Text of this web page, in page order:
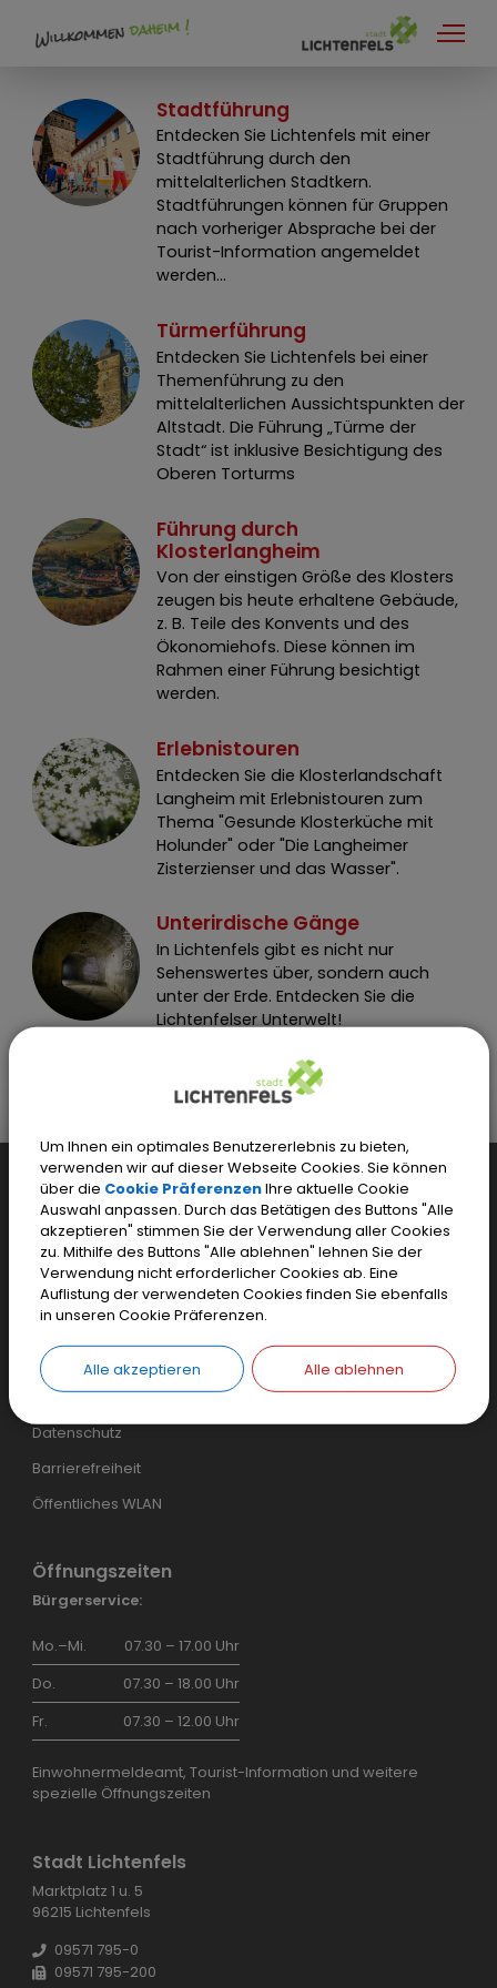
Lichtenfels entdecken
Flechtkultur
Lichtenfels Aktiv
Übernachten
Trekkingplatz Vierzehnheiligen
Veranstaltungen
Veranstaltungsorte
Gastronomie
Service & Kontakt
Kultur + Tourismus
Stadtführung
Entdecken Sie Lichtenfels mit einer
Stadtführung durch den
mittelalterlichen Stadtkern.
Stadtführungen können für Gruppen
nach vorheriger Absprache bei der
Tourist-Information angemeldet
werden...
S
t
a
d
t
L
i
c
h
t
e
n
f
e
l
s
Türmerführung
Entdecken Sie Lichtenfels bei einer
Themenführung zu den
mittelalterlichen Aussichtspunkten der
Altstadt. Die Führung „Türme der
Stadt“ ist inklusive Besichtigung des
Oberen Torturms
M
o
r
h
a
r
d
A
r
c
h
i
t
e
k
t
u
r
b
ü
r
o
L
i
c
h
t
e
n
f
e
l
s
Führung durch
Klosterlangheim
Von der einstigen Größe des Klosters
zeugen bis heute erhaltene Gebäude,
z. B. Teile des Konvents und des
Ökonomiehofs. Diese können im
Rahmen einer Führung besichtigt
werden.
P
i
x
a
b
a
y
Erlebnistouren
Entdecken Sie die Klosterlandschaft
Langheim mit Erlebnistouren zum
Thema "Gesunde Klosterküche mit
Holunder" oder "Die Langheimer
Zisterzienser und das Wasser".
S
t
a
d
t
L
i
c
h
t
e
n
f
e
l
s
_
D
r
e
s
s
e
l
C
l
a
u
d
i
a
Unterirdische Gänge
In Lichtenfels gibt es nicht nur
Sehenswertes über, sondern auch
unter der Erde. Entdecken Sie die
Lichtenfelser Unterwelt!
Weiteres...
Einfaches Kontaktformular
Sicheres Kontaktformular
Inhaltsverzeichnis
Login
Cookie Einstellungen
Impressum
Datenschutz
Barrierefreiheit
Öffentliches WLAN
Öffnungszeiten
Bürgerservice:
Mo.–Mi.
07.30 – 17.00 Uhr
Do.
07.30 – 18.00 Uhr
Fr.
07.30 – 12.00 Uhr
Einwohnermeldeamt, Tourist-Information und weitere
spezielle Öffnungszeiten
Stadt Lichtenfels
Marktplatz 1 u. 5
96215 Lichtenfels
09571 795-0
09571 795-200
Um Ihnen ein optimales Benutzererlebnis zu bieten,
verwenden wir auf dieser Webseite Cookies. Sie können
über die Cookie PräferenzenIhre aktuelle Cookie
Auswahl anpassen. Durch das Betätigen des Buttons "Alle
akzeptieren" stimmen Sie der Verwendung aller Cookies
zu. Mithilfe des Buttons "Alle ablehnen" lehnen Sie der
Verwendung nicht erforderlicher Cookies ab. Eine
Auflistung der verwendeten Cookies finden Sie ebenfalls
in unseren Cookie Präferenzen.
Alle akzeptieren Alle ablehnen